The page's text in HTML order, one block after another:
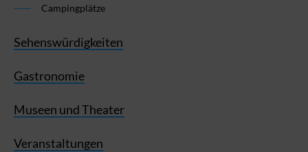
Campingplätze
Sehenswürdigkeiten
Gastronomie
Museen und Theater
Veranstaltungen